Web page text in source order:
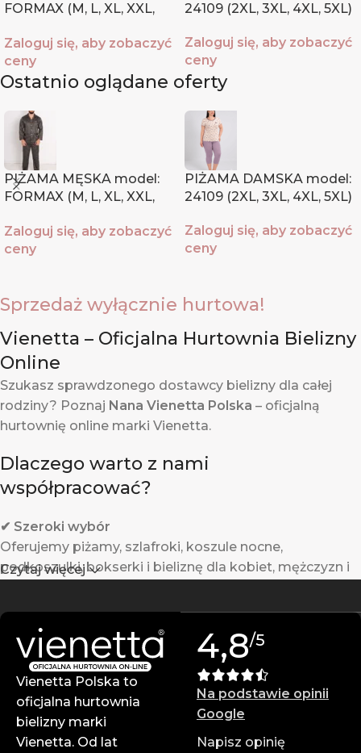
FORMAX (M, L, XL, XXL,
Zaloguj się, aby zobaczyć
ceny
24109 (2XL, 3XL, 4XL, 5XL)
Zaloguj się, aby zobaczyć
ceny
Ostatnio oglądane oferty
PIŻAMA MĘSKA model:
FORMAX (M, L, XL, XXL,
Zaloguj się, aby zobaczyć
ceny
PIŻAMA DAMSKA model:
24109 (2XL, 3XL, 4XL, 5XL)
Zaloguj się, aby zobaczyć
ceny
Sprzedaż wyłącznie hurtowa!
Vienetta – Oficjalna Hurtownia Bielizny
Online
Szukasz sprawdzonego dostawcy bielizny dla całej
rodziny? Poznaj Nana Vienetta Polska – oficjalną
hurtownię online marki Vienetta.
Dlaczego warto z nami
współpracować?
✔ Szeroki wybór
Oferujemy piżamy, szlafroki, koszule nocne,
podkoszulki, bokserki i bieliznę dla kobiet, mężczyzn i
Produkty Vienetta powstają w Turcji z wysokiej jakości
materiałów – są trwałe i komfortowe w noszeniu.
✔ Atrakcyjne ceny hurtowe
Zarabiaj więcej dzięki konkurencyjnym cenom i
wysokim marżom.
Czytaj więcej
Vienetta Polska to
oficjalna hurtownia
bielizny marki
Vienetta. Od lat
4,8/5
Na podstawie opinii
Google
Napisz opinię